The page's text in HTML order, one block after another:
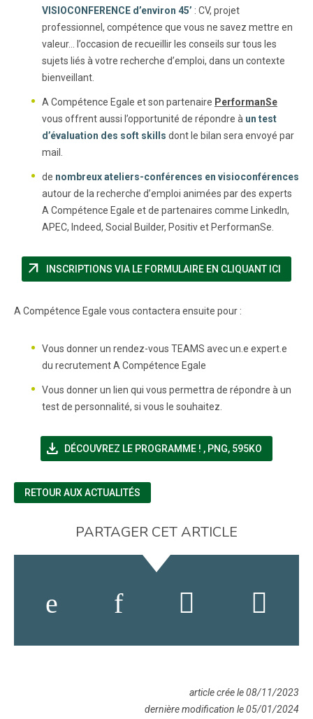
VISIOCONFERENCE d’environ 45’ : CV, projet
professionnel, compétence que vous ne savez mettre en
valeur… l’occasion de recueillir les conseils sur tous les
sujets liés à votre recherche d’emploi, dans un contexte
bienveillant.
A Compétence Egale et son partenaire PerformanSe
vous offrent aussi l’opportunité de répondre à un test
d’évaluation des soft skills dont le bilan sera envoyé par
mail.
de nombreux ateliers-conférences en visioconférences
autour de la recherche d’emploi animées par des experts
A Compétence Egale et de partenaires comme LinkedIn,
APEC, Indeed, Social Builder, Positiv et PerformanSe.
arrow_outward INSCRIPTIONS VIA LE FORMULAIRE EN CLIQUANT ICI
A Compétence Egale vous contactera ensuite pour :
Vous donner un rendez-vous TEAMS avec un.e expert.e
du recrutement A Compétence Egale
Vous donner un lien qui vous permettra de répondre à un
test de personnalité, si vous le souhaitez.
file_download DÉCOUVREZ LE PROGRAMME ! (NOUVELLE FENÊTRE)
, PNG, 595KO
RETOUR AUX ACTUALITÉS
PARTAGER CET ARTICLE
article crée le 08/11/2023
dernière modification le 05/01/2024